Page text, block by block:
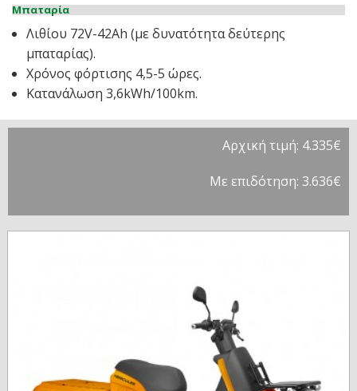
Μπαταρία
Λιθίου 72V-42Ah (με δυνατότητα δεύτερης
μπαταρίας).
Χρόνος φόρτισης 4,5-5 ώρες.
Κατανάλωση 3,6kWh/100km.
Αρχική τιμή: 4.335€
Με επιδότηση: 3.636€